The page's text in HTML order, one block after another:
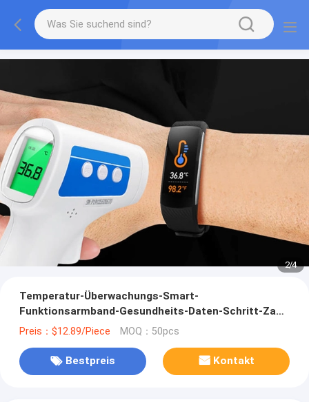
2/4
Temperatur-Überwachungs-Smart-
Funktionsarmband-Gesundheits-Daten-Schritt-Zahl
für Familie
Preis：$12.89/Piece MOQ：50pcs
Bestpreis Kontakt